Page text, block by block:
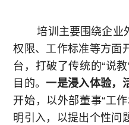
培训主要围绕企业
权限、工作标准等方面
台，打破了传统的“说
目的。一是浸入体验，
开始，以外部董事“工
明引入，以提出个性问